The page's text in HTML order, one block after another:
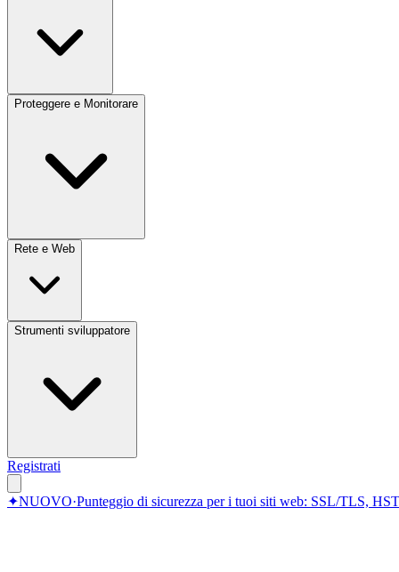
Proteggere e Monitorare
Rete e Web
Strumenti sviluppatore
Registrati
✦NUOVO·Punteggio di sicurezza per i tuoi siti web: SSL/TLS,